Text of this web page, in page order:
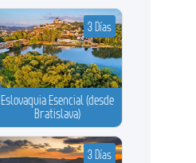
Eslovaquia Esencial (desde
Bratislava)
3 Días
3 Días